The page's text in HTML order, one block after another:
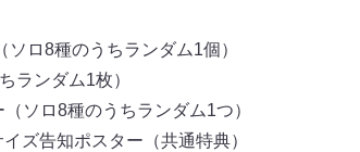
ロ8種のうちランダム1個）
ランダム1枚）
ソロ8種のうちランダム1つ）
ズ告知ポスター（共通特典）